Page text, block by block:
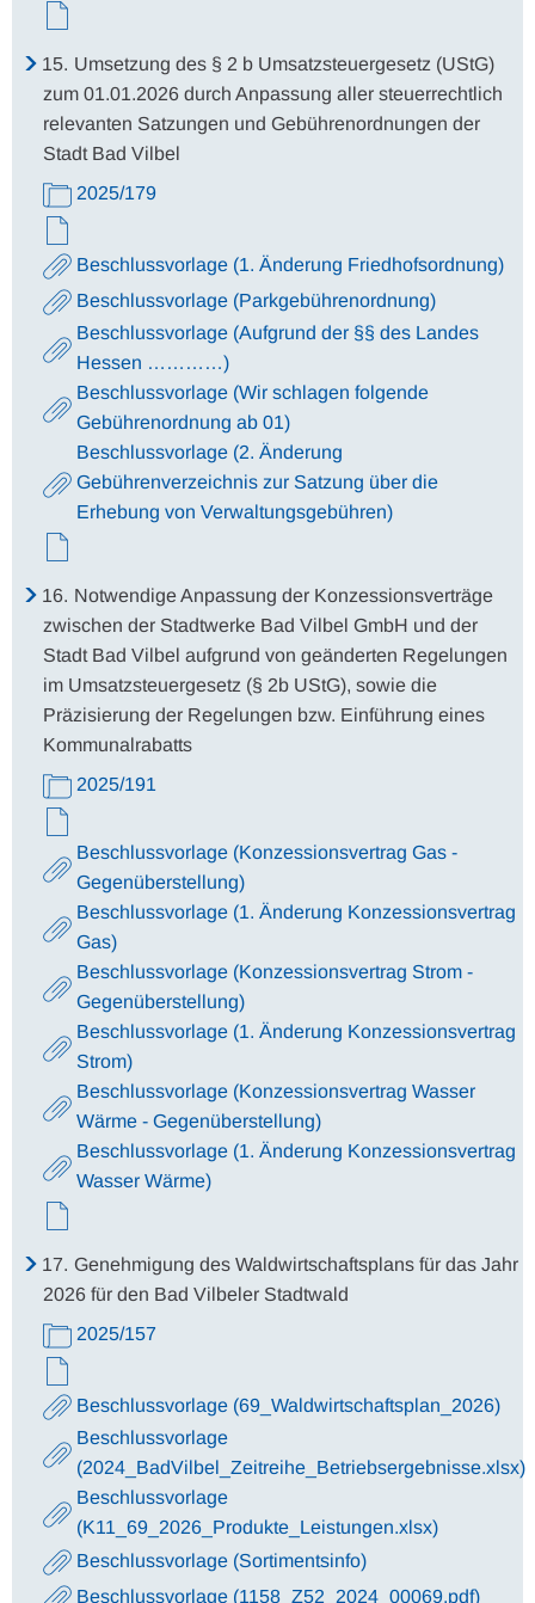
15. Umsetzung des § 2 b Umsatzsteuergesetz (UStG)
zum 01.01.2026 durch Anpassung aller steuerrechtlich
relevanten Satzungen und Gebührenordnungen der
Stadt Bad Vilbel
2025/179
Beschlussvorlage (1. Änderung Friedhofsordnung)
Beschlussvorlage (Parkgebührenordnung)
Beschlussvorlage (Aufgrund der §§ des Landes
Hessen …………)
Beschlussvorlage (Wir schlagen folgende
Gebührenordnung ab 01)
Beschlussvorlage (2. Änderung
Gebührenverzeichnis zur Satzung über die
Erhebung von Verwaltungsgebühren)
16. Notwendige Anpassung der Konzessionsverträge
zwischen der Stadtwerke Bad Vilbel GmbH und der
Stadt Bad Vilbel aufgrund von geänderten Regelungen
im Umsatzsteuergesetz (§ 2b UStG), sowie die
Präzisierung der Regelungen bzw. Einführung eines
Kommunalrabatts
2025/191
Beschlussvorlage (Konzessionsvertrag Gas -
Gegenüberstellung)
Beschlussvorlage (1. Änderung Konzessionsvertrag
Gas)
Beschlussvorlage (Konzessionsvertrag Strom -
Gegenüberstellung)
Beschlussvorlage (1. Änderung Konzessionsvertrag
Strom)
Beschlussvorlage (Konzessionsvertrag Wasser
Wärme - Gegenüberstellung)
Beschlussvorlage (1. Änderung Konzessionsvertrag
Wasser Wärme)
17. Genehmigung des Waldwirtschaftsplans für das Jahr
2026 für den Bad Vilbeler Stadtwald
2025/157
Beschlussvorlage (69_Waldwirtschaftsplan_2026)
Beschlussvorlage
(2024_BadVilbel_Zeitreihe_Betriebsergebnisse.xlsx)
Beschlussvorlage
(K11_69_2026_Produkte_Leistungen.xlsx)
Beschlussvorlage (Sortimentsinfo)
Beschlussvorlage (1158_Z52_2024_00069.pdf)